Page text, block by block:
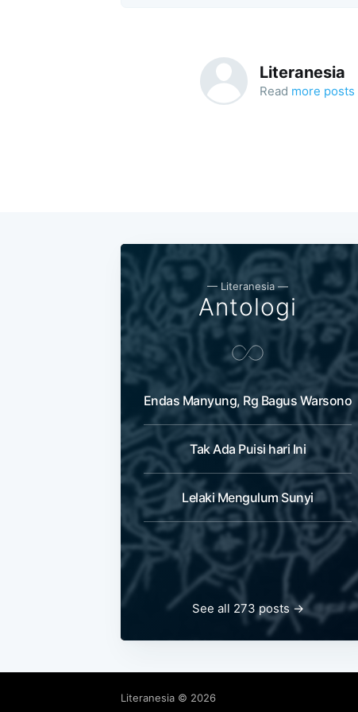
Literanesia
Read more posts
— Literanesia —
Antologi
Endas Manyung, Rg Bagus Warsono
Tak Ada Puisi hari Ini
Lelaki Mengulum Sunyi
See all 273 posts →
Literanesia © 2026